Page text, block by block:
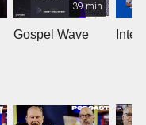
39 min
Gospel Wave